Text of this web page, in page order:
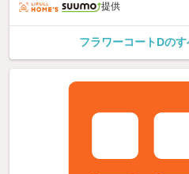
提供
フラワーコートDの